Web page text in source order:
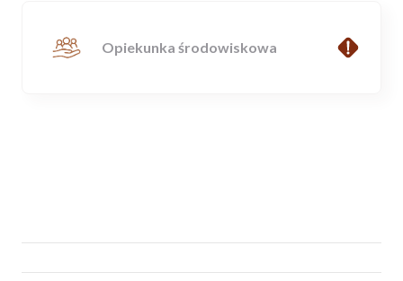
Opiekunka środowiskowa